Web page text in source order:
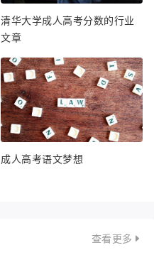
清华大学成人高考分数的行业
文章
成人高考语文梦想
查看更多